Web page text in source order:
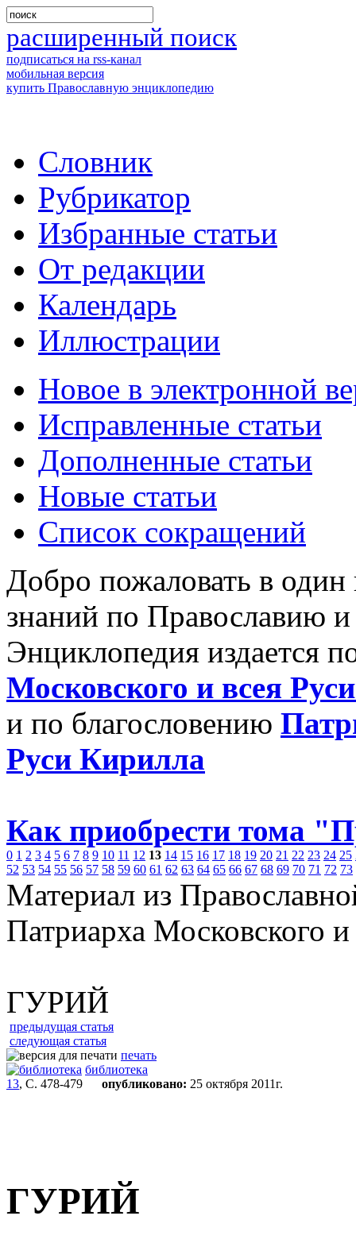
расширенный поиск
подписаться на rss-канал
мобильная версия
купить Православную энциклопедию
Словник
Рубрикатор
Избранные статьи
От редакции
Календарь
Иллюстрации
Новое в электронной
Исправленные статьи
Дополненные статьи
Новые статьи
Список сокращений
Добро пожаловать в
знаний по Православию
Энциклопедия издается
Московского и всея
и по благословению
Руси Кирилла
Как приобрести тома
0 1 2 3 4 5 6 7 8 9 10 11 12 13 14 15 16 17 18 19 20 21 22 23 24 25
52 53 54 55 56 57 58 59 60 61 62 63 64 65 66 67 68 69 70 71 72 73
Материал из
Патриарха Московского
ГУРИЙ
предыдущая статья
следующая статья
печать
библиотека
13, С. 478-479 опубликовано: 25 октября 2011г.
ГУРИЙ